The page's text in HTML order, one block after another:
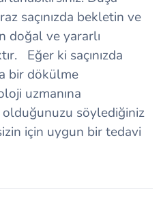
saçınızda bekletin ve
doğal ve yararlı
Eğer ki saçınızda
bir dökülme
uzmanına
söylediğiniz
için uygun bir tedavi